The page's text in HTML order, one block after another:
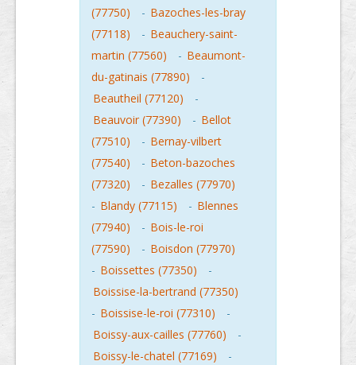
(77750)
- Bazoches-les-bray
(77118)
- Beauchery-saint-
martin (77560)
- Beaumont-
du-gatinais (77890)
-
Beautheil (77120)
-
Beauvoir (77390)
- Bellot
(77510)
- Bernay-vilbert
(77540)
- Beton-bazoches
(77320)
- Bezalles (77970)
- Blandy (77115) - Blennes
(77940)
- Bois-le-roi
(77590)
- Boisdon (77970)
- Boissettes (77350)
-
Boissise-la-bertrand (77350)
- Boissise-le-roi (77310)
-
Boissy-aux-cailles (77760)
-
Boissy-le-chatel (77169)
-